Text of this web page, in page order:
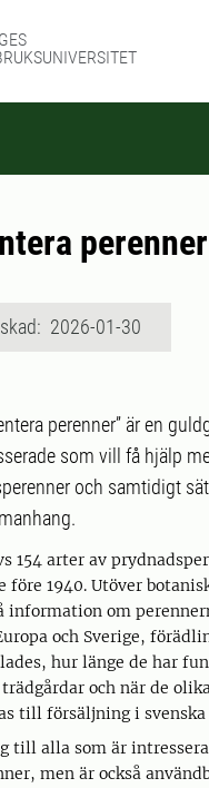
perenner
2026-01-30
perenner” är en
som vill få hjälp
och samtidigt
154 arter av
före 1940. Utöver
information om
och Sverige,
hur länge de har
och när de
till försäljning i
till alla som är
men är också